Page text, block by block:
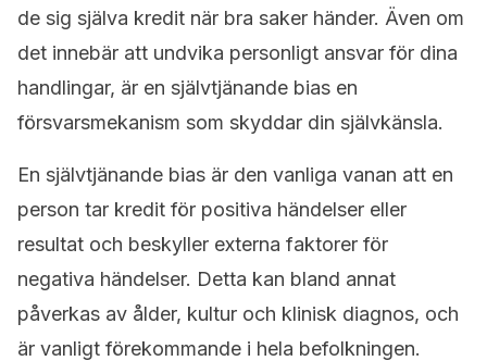
de sig själva kredit när bra saker händer. Även om
det innebär att undvika personligt ansvar för dina
handlingar, är en självtjänande bias en
försvarsmekanism som skyddar din självkänsla.
En självtjänande bias är den vanliga vanan att en
person tar kredit för positiva händelser eller
resultat och beskyller externa faktorer för
negativa händelser. Detta kan bland annat
påverkas av ålder, kultur och klinisk diagnos, och
är vanligt förekommande i hela befolkningen.